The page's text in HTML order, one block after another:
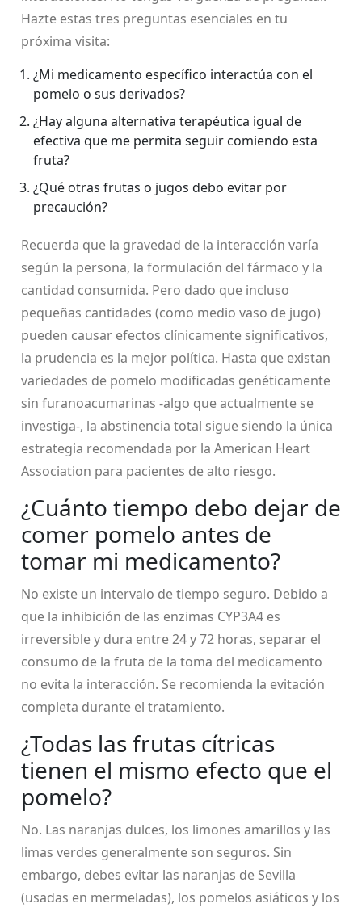
Hazte estas tres preguntas esenciales en tu
próxima visita:
¿Mi medicamento específico interactúa con el
pomelo o sus derivados?
¿Hay alguna alternativa terapéutica igual de
efectiva que me permita seguir comiendo esta
fruta?
¿Qué otras frutas o jugos debo evitar por
precaución?
Recuerda que la gravedad de la interacción varía
según la persona, la formulación del fármaco y la
cantidad consumida. Pero dado que incluso
pequeñas cantidades (como medio vaso de jugo)
pueden causar efectos clínicamente significativos,
la prudencia es la mejor política. Hasta que existan
variedades de pomelo modificadas genéticamente
sin furanoacumarinas -algo que actualmente se
investiga-, la abstinencia total sigue siendo la única
estrategia recomendada por la American Heart
Association para pacientes de alto riesgo.
¿Cuánto tiempo debo dejar de
comer pomelo antes de
tomar mi medicamento?
No existe un intervalo de tiempo seguro. Debido a
que la inhibición de las enzimas CYP3A4 es
irreversible y dura entre 24 y 72 horas, separar el
consumo de la fruta de la toma del medicamento
no evita la interacción. Se recomienda la evitación
completa durante el tratamiento.
¿Todas las frutas cítricas
tienen el mismo efecto que el
pomelo?
No. Las naranjas dulces, los limones amarillos y las
limas verdes generalmente son seguros. Sin
embargo, debes evitar las naranjas de Sevilla
(usadas en mermeladas), los pomelos asiáticos y los